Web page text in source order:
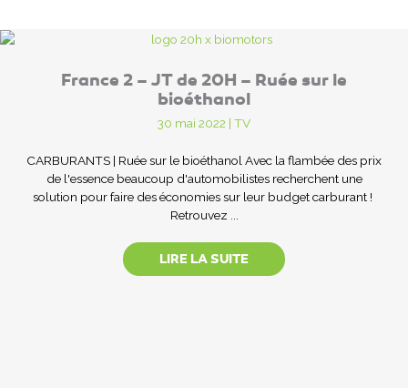
France 2 – JT de 20H – Ruée sur le
bioéthanol
30 mai 2022 | TV
CARBURANTS | Ruée sur le bioéthanol Avec la flambée des prix
de l'essence beaucoup d'automobilistes recherchent une
solution pour faire des économies sur leur budget carburant !
Retrouvez ...
LIRE LA SUITE